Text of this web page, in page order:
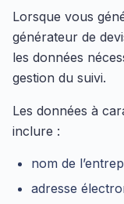
Lorsque vous
générateur de
les données
gestion du suivi.
Les données à
inclure :
nom de
adresse